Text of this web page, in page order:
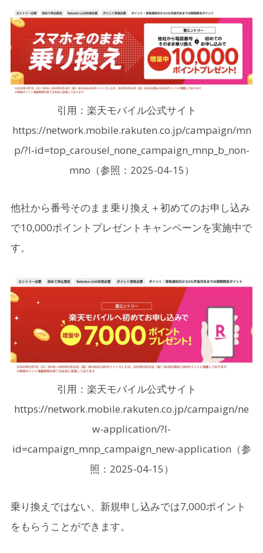
引用：楽天モバイル公式サイト
https://network.mobile.rakuten.co.jp/campaign/mn
p/?l-id=top_carousel_none_campaign_mnp_b_non-
mno（参照：2025-04-15）
他社から番号そのまま乗り換え＋初めてのお申し込み
で10,000ポイントプレゼントキャンペーンを実施中で
す。
引用：楽天モバイル公式サイト
https://network.mobile.rakuten.co.jp/campaign/ne
w-application/?l-
id=campaign_mnp_campaign_new-application（参
照：2025-04-15）
乗り換えではない、新規申し込みでは7,000ポイント
をもらうことができます。